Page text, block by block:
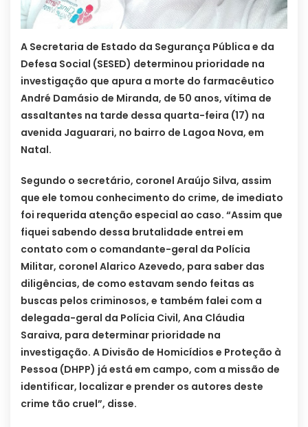
A Secretaria de Estado da Segurança Pública e da
Defesa Social (SESED) determinou prioridade na
investigação que apura a morte do farmacêutico
André Damásio de Miranda, de 50 anos, vítima de
assaltantes na tarde dessa quarta-feira (17) na
avenida Jaguarari, no bairro de Lagoa Nova, em
Natal.
Segundo o secretário, coronel Araújo Silva, assim
que ele tomou conhecimento do crime, de imediato
foi requerida atenção especial ao caso. “Assim que
fiquei sabendo dessa brutalidade entrei em
contato com o comandante-geral da Polícia
Militar, coronel Alarico Azevedo, para saber das
diligências, de como estavam sendo feitas as
buscas pelos criminosos, e também falei com a
delegada-geral da Polícia Civil, Ana Cláudia
Saraiva, para determinar prioridade na
investigação. A Divisão de Homicídios e Proteção à
Pessoa (DHPP) já está em campo, com a missão de
identificar, localizar e prender os autores deste
crime tão cruel”, disse.